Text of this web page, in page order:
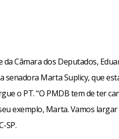
da Câmara dos Deputados,
senadora Marta Suplicy, que
o PT. “O PMDB tem de ter
exemplo, Marta. Vamos
SP.